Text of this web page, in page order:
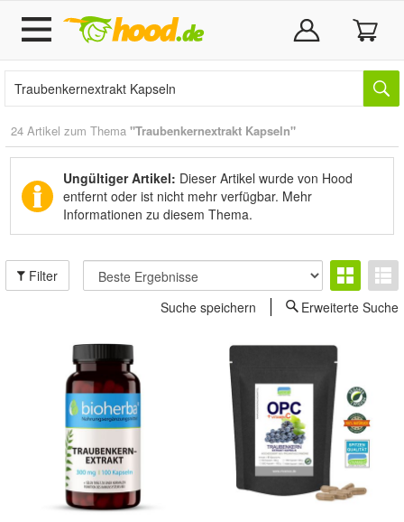
24 Artikel zum Thema "Traubenkernextrakt Kapseln"
Ungültiger Artikel: Dieser Artikel wurde von Hood
entfernt oder ist nicht mehr verfügbar. Mehr
Informationen zu diesem Thema.
Filter
Suche speichern
Erweiterte Suche